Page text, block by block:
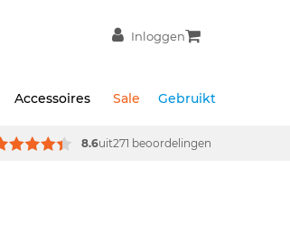
Inloggen
Accessoires Sale Gebruikt
8.6uit271 beoordelingen